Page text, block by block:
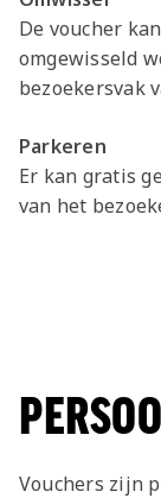
De voucher
omgewisseld
bezoekersvak
Parkeren
Er kan gratis
van het
Vouchers zijn